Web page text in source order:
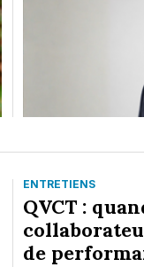
ENTRETIENS
QVCT :
de